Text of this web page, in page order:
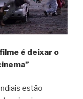
é deixar o
estão